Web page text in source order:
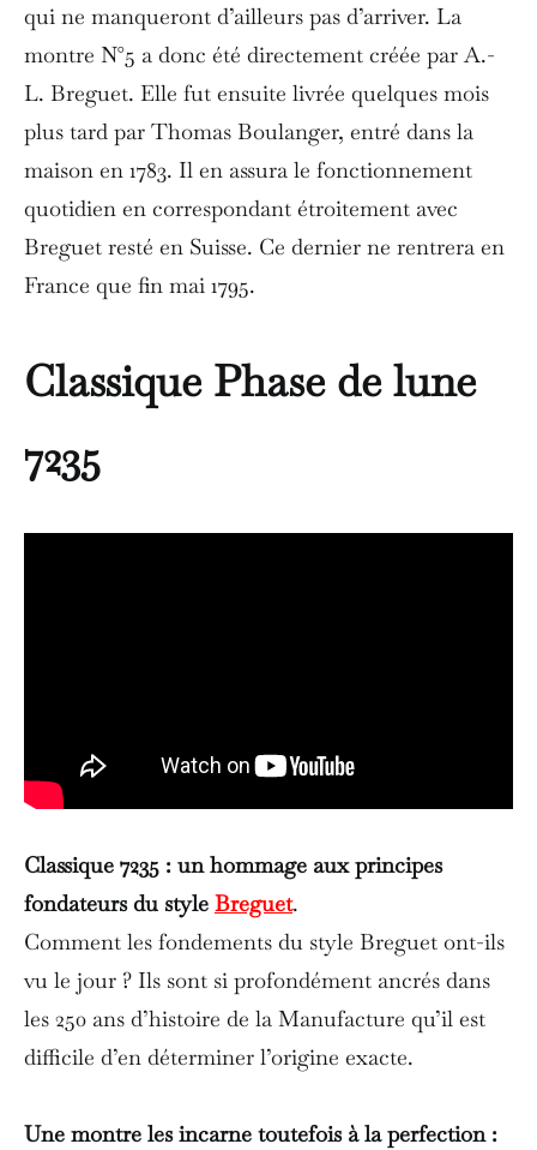
qui ne manqueront d’ailleurs pas d’arriver. La
montre N°5 a donc été directement créée par A.-
L. Breguet. Elle fut ensuite livrée quelques mois
plus tard par Thomas Boulanger, entré dans la
maison en 1783. Il en assura le fonctionnement
quotidien en correspondant étroitement avec
Breguet resté en Suisse. Ce dernier ne rentrera en
France que fin mai 1795.
Classique Phase de lune
7235
Classique 7235 : un hommage aux principes
fondateurs du style Breguet.
Comment les fondements du style Breguet ont-ils
vu le jour ? Ils sont si profondément ancrés dans
les 250 ans d’histoire de la Manufacture qu’il est
difficile d’en déterminer l’origine exacte.
Une montre les incarne toutefois à la perfection :